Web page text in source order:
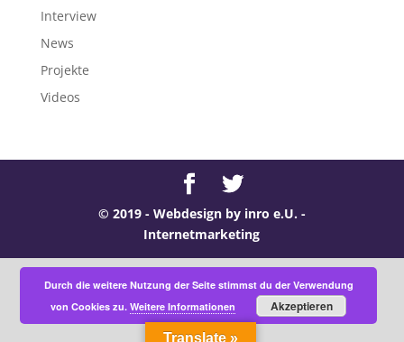
Interview
News
Projekte
Videos
© 2019 - Webdesign by inro e.U. -
Internetmarketing
Translate »
Durch die weitere Nutzung der Seite stimmst du der Verwendung
von Cookies zu.Weitere Informationen Akzeptieren